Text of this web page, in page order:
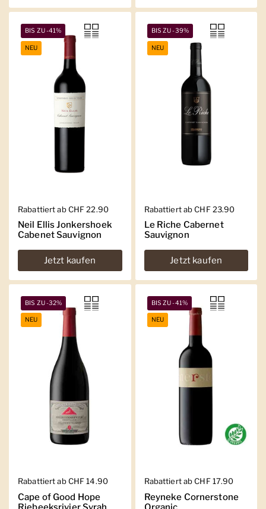
Regulärer Preis
Rabattiert ab CHF 22.90
Neil Ellis Jonkershoek
Cabenet Sauvignon
Jetzt kaufen
BIS ZU -41%
NEU
Regulärer Preis
Rabattiert ab CHF 23.90
Le Riche Cabernet
Sauvignon
Jetzt kaufen
BIS ZU -39%
NEU
Regulärer Preis
Rabattiert ab CHF 14.90
Cape of Good Hope
BIS ZU -32%
NEU
Regulärer Preis
Rabattiert ab CHF 17.90
Reyneke Cornerstone
BIS ZU -41%
NEU